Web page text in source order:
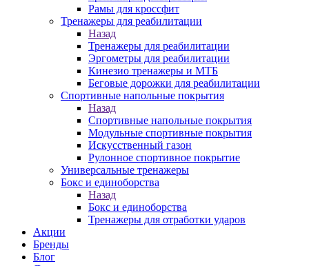
Рамы для кроссфит
Тренажеры для реабилитации
Назад
Тренажеры для реабилитации
Эргометры для реабилитации
Кинезио тренажеры и МТБ
Беговые дорожки для реабилитации
Спортивные напольные покрытия
Назад
Спортивные напольные покрытия
Модульные спортивные покрытия
Искусственный газон
Рулонное спортивное покрытие
Универсальные тренажеры
Бокс и единоборства
Назад
Бокс и единоборства
Тренажеры для отработки ударов
Акции
Бренды
Блог